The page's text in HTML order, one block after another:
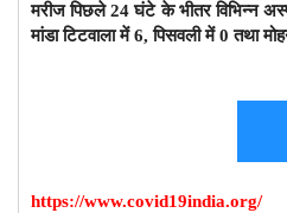
मरीज पिछले 24 घंटे के भीतर विभिन्न
मांडा टिटवाला में 6, पिसवली में 0 तथा
https://www.covid19india.org/